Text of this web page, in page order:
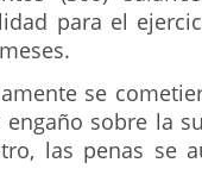
para el
se
sobre la
las penas se